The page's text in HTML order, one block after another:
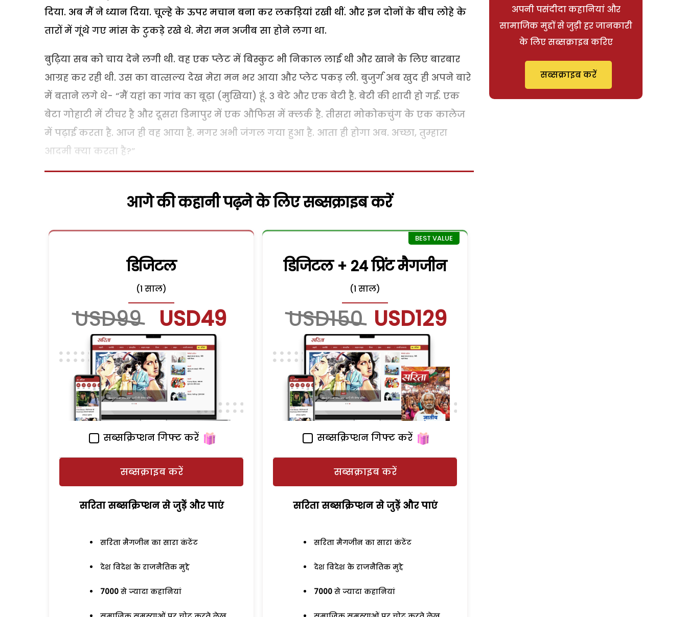
दिया. अब मैं ने ध्यान दिया. चूल्हे के ऊपर मचान बना कर लकड़ियां रखी थीं. और इन दोनों के बीच लोहे के
तारों में गूंथे गए मांस के टुकड़े रखे थे. मेरा मन अजीब सा होने लगा था.
बुढ़िया सब को चाय देने लगी थी. वह एक प्लेट में बिस्कुट भी निकाल लाई थी और खाने के लिए बारबार
आग्रह कर रही थी. उस का वात्सल्य देख मेरा मन भर आया और प्लेट पकड़ ली. बुजुर्ग अब खुद ही अपने बारे
में बताने लगे थे- “मैं यहां का गांव का बूढ़ा (मुखिया) हूं. 3 बेटे और एक बेटी है. बेटी की शादी हो गई. एक
बेटा गोहाटी में टीचर है और दूसरा डिमापुर में एक औफिस में क्लर्क है. तीसरा मोकोकचुंग के एक कालेज
में पढ़ाई करता है. आज ही वह आया है. मगर अभी जंगल गया हुआ है. आता ही होगा अब. अच्छा, तुम्हारा
आदमी क्या करता है?”
आगे की कहानी पढ़ने के लिए सब्सक्राइब करें
डिजिटल
(1 साल)
USD99 USD49
सब्सक्रिप्शन गिफ्ट करें
सब्सक्राइब करें
सरिता सब्सक्रिप्शन से जुड़ेें और पाएं
सरिता मैगजीन का सारा कंटेंट
देश विदेश के राजनैतिक मुद्दे
7000 से ज्यादा कहानियां
डिजिटल + 24 प्रिंट मैगजीन
(1 साल)
USD150 USD129
सब्सक्रिप्शन गिफ्ट करें
सब्सक्राइब करें
सरिता सब्सक्रिप्शन से जुड़ेें और पाएं
सरिता मैगजीन का सारा कंटेंट
देश विदेश के राजनैतिक मुद्दे
7000 से ज्यादा कहानियां
अपनी पसंदीदा कहानियां और
सामाजिक मुद्दों से जुड़ी हर जानकारी
के लिए सब्सक्राइब करिए
सब्सक्राइब करें